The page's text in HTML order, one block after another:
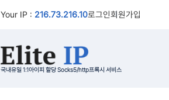
Your IP : 216.73.216.10로그인회원가입
국내유일 1:1아이피 할당 Socks5/http프록시 서비스